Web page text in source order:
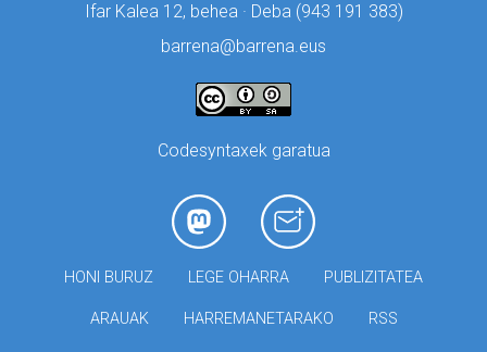
Ifar Kalea 12, behea · Deba (943 191 383)
barrena@barrena.eus
Codesyntaxek garatua
HONI BURUZ LEGE OHARRA PUBLIZITATEA
ARAUAK HARREMANETARAKO RSS